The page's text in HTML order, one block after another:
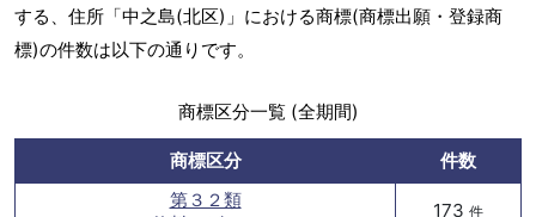
する、住所「中之島(北区)」における商標(商標出願・登録商
標)の件数は以下の通りです。
商標区分一覧 (全期間)
商標区分
件数
第３２類
173 件